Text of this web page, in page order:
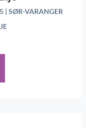
| SØR-VARANGER